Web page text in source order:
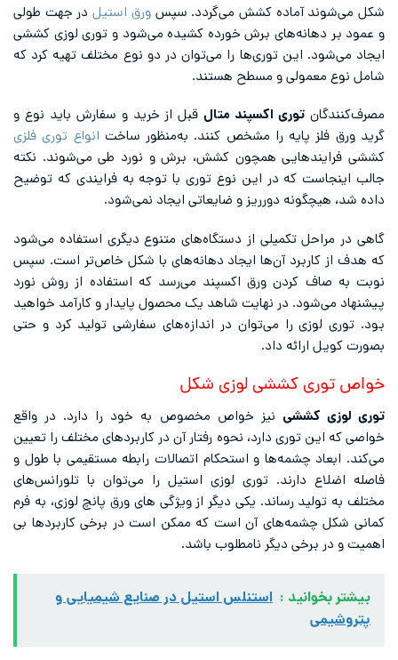
شکل می‌شوند آماده کشش می‌گردد. سپس ورق استیلدر جهت طولی
و عمود بر دهانه‌های برش‌ خورده کشیده می‌شود و توری لوزی کششی
ایجاد می‌شود. این توری‌ها را می‌توان در دو نوع مختلف تهیه کرد که
شامل نوع معمولی و مسطح هستند.
مصرف‌کنندگان توری اکسپند متالقبل از خرید و سفارش باید نوع و
گرید ورق فلز پایه را مشخص کنند. به‌منظور ساخت انواع توری فلزی
کششی فرایندهایی همچون کشش، برش و نورد طی می‌شوند. نکته
جالب اینجاست که در این نوع توری با توجه به فرایندی که توضیح
داده شد، هیچگونه دورریز و ضایعاتی ایجاد نمی‌شود.
گاهی در مراحل تکمیلی از دستگاه‌های متنوع دیگری استفاده می‌شود
که هدف از کاربرد آن‌ها ایجاد دهانه‌های با شکل خاص‌تر است. سپس
نوبت به صاف کردن ورق اکسپند می‌رسد که استفاده از روش نورد
پیشنهاد می‌شود. در نهایت شاهد یک محصول پایدار و کارآمد خواهید
بود. توری لوزی را می‌توان در اندازه‌های سفارشی تولید کرد و حتی
بصورت کویل ارائه داد.
خواص توری کششی لوزی شکل
توری لوزی کششی نیز خواص مخصوص به خود را دارد. در واقع
خواصی که این توری دارد، نحوه رفتار آن در کاربردهای مختلف را تعیین
می‌کند. ابعاد چشمه‌ها و استحکام اتصالات رابطه مستقیمی با طول و
فاصله اضلاع دارند. توری لوزی استیل را می‌توان با تلورانس‌های
مختلف به تولید رساند. یکی دیگر از ویژگی های ورق پانچ لوزی، به فرم
کمانی شکل چشمه‌های آن است که ممکن است در برخی کاربردها بی
اهمیت و در برخی دیگر نامطلوب باشد.
بیشتر بخوانید : استنلس استیل در صنایع شیمیایی و
پتروشیمی